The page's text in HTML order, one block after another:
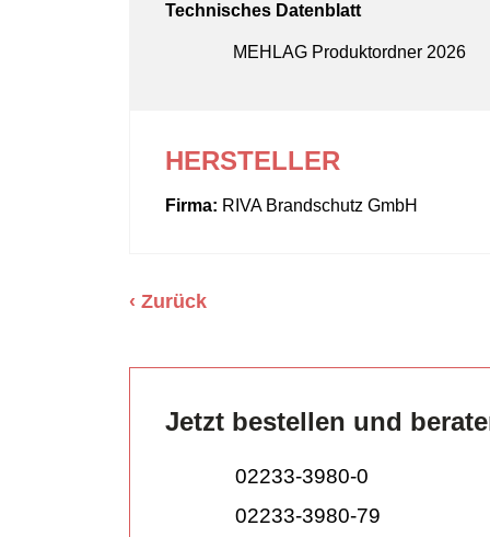
Technisches Datenblatt
MEHLAG Produktordner 2026
HERSTELLER
Firma: RIVA Brandschutz GmbH
Zurück
Jetzt bestellen und
02233-3980-0
02233-3980-79